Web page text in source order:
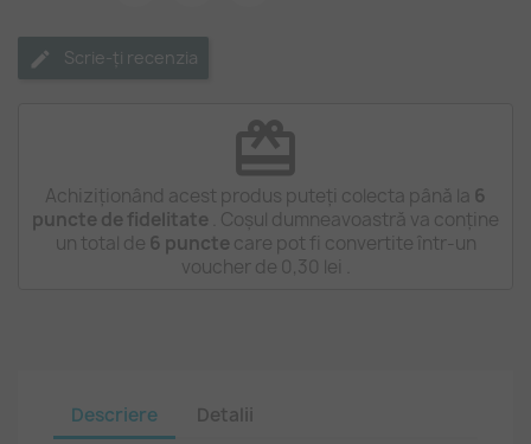
Scrie-ți recenzia
redeem
Achiziționând acest produs puteți colecta până la 6
puncte de fidelitate . Coșul dumneavoastră va conține
un total de 6 puncte care pot fi convertite într-un
voucher de 0,30 lei
Descriere Detalii